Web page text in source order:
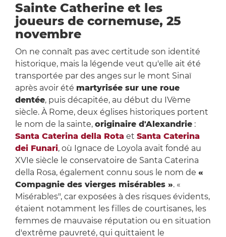
Sainte Catherine et les
joueurs de cornemuse, 25
novembre
On ne connaît pas avec certitude son identité
historique, mais la légende veut qu'elle ait été
transportée par des anges sur le mont Sinaï
après avoir été martyrisée sur une roue
dentée, puis décapitée, au début du IVème
siècle. À Rome, deux églises historiques portent
le nom de la sainte, originaire d'Alexandrie:
Santa Caterina della Rotaet Santa Caterina
dei Funari, où Ignace de Loyola avait fondé au
XVIe siècle le conservatoire de Santa Caterina
della Rosa, également connu sous le nom de «
Compagnie des vierges misérables ». «
Misérables", car exposées à des risques évidents,
étaient notamment les filles de courtisanes, les
femmes de mauvaise réputation ou en situation
d'extrême pauvreté, qui quittaient le